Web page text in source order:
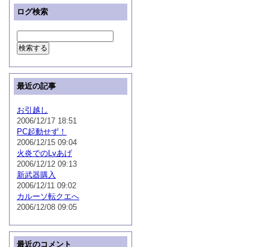
ログ検索
最近の記事
お引越し
2006/12/17 18:51
PC起動せず！
2006/12/15 09:04
火炎でのLvあげ
2006/12/12 09:13
新武器購入
2006/12/11 09:02
カルーソ転クエへ
2006/12/08 09:05
最近のコメント